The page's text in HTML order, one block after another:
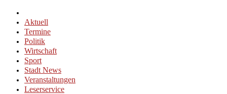
Aktuell
Termine
Politik
Wirtschaft
Sport
Stadt News
Veranstaltungen
Leserservice